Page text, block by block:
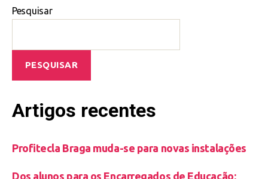
Pesquisar
PESQUISAR
Artigos recentes
Profitecla Braga muda-se para novas instalações
Dos alunos para os Encarregados de Educação: